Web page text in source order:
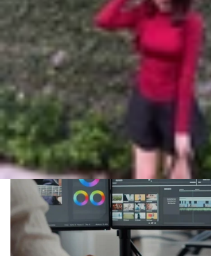
Anh Thư
Ngày đăng:
21/12/2023
Cập nhật: 21/12/2023
Theo dõi XTMobile trên